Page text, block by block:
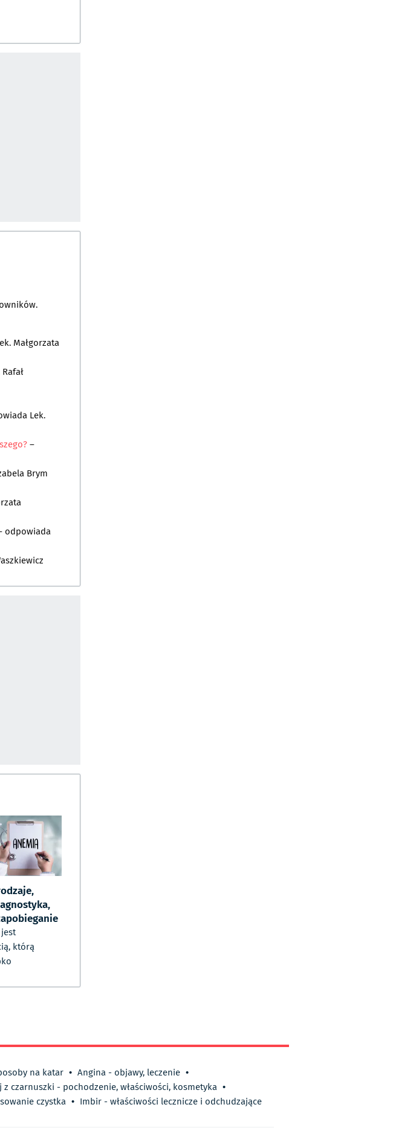
Małgorzata
Lek.
–
Brym
odpowiada
którą
na katar • Angina - objawy, leczenie •
z czarnuszki - pochodzenie, właściwości, kosmetyka •
czystka • Imbir - właściwości lecznicze i odchudzające